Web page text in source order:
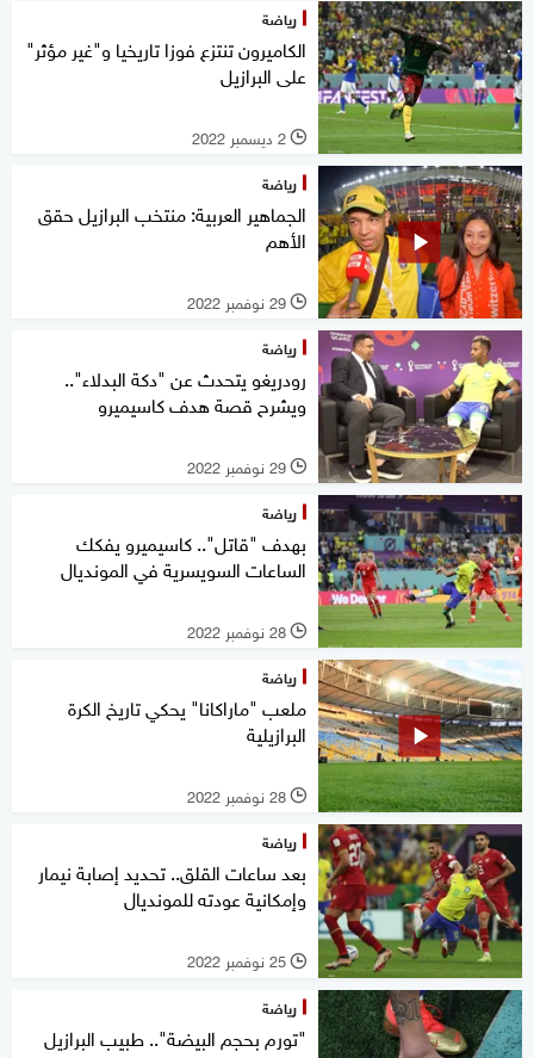
رياضة
الكاميرون تنتزع فوزا تاريخيا و"غير مؤثر"
على البرازيل
l 2 ديسمبر 2022
رياضة
الجماهير العربية: منتخب البرازيل حقق
الأهم
l 29 نوفمبر 2022
رياضة
رودريغو يتحدث عن "دكة البدلاء"..
ويشرح قصة هدف كاسيميرو
l 29 نوفمبر 2022
رياضة
بهدف "قاتل".. كاسيميرو يفكك
الساعات السويسرية في المونديال
l 28 نوفمبر 2022
رياضة
ملعب "ماراكانا" يحكي تاريخ الكرة
البرازيلية
l 28 نوفمبر 2022
رياضة
بعد ساعات القلق.. تحديد إصابة نيمار
وإمكانية عودته للمونديال
l 25 نوفمبر 2022
رياضة
"تورم بحجم البيضة".. طبيب البرازيل